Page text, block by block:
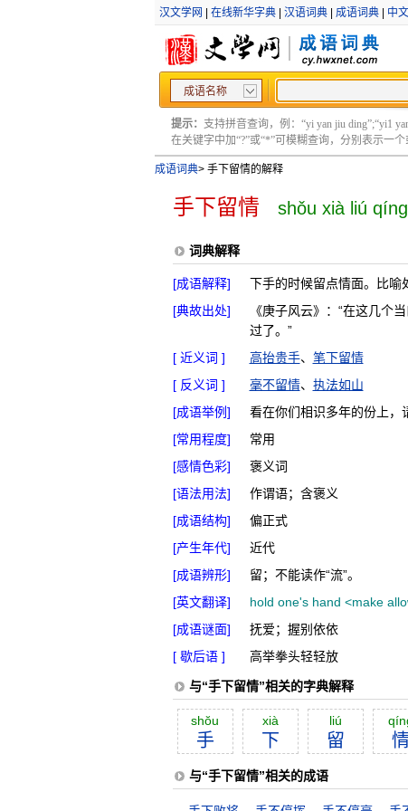
汉文学网 在线新华字典| 汉语词典| 成语词典| 中
成语名称
提示： 支持拼音查询，例：“yi yan jiu ding”;“yi1
在关键字中加“?”或“*”可模糊查询，分别表示一个
成语词典>手下留情的解释
手下留情 shǒu xià liú qíng
词典解释
[成语解释]
下手的时候留点情面。比喻
[典故出处]
《庚子风云》：“在这几个
过了。”
[ 近义词 ]
高抬贵手、 笔下留情
[ 反义词 ]
毫不留情、 执法如山
[成语举例]
看在你们相识多年的份上，
[常用程度]
常用
[感情色彩]
褒义词
[语法用法]
作谓语；含褒义
[成语结构]
偏正式
[产生年代]
近代
[成语辨形]
留；不能读作“流”。
[英文翻译]
hold one's hand <make
[成语谜面]
抚爱；握别依依
[ 歇后语 ]
高举拳头轻轻放
与“手下留情”相关的字典解释
shŏu
手
xià
下
liú
留
与“手下留情”相关的成语